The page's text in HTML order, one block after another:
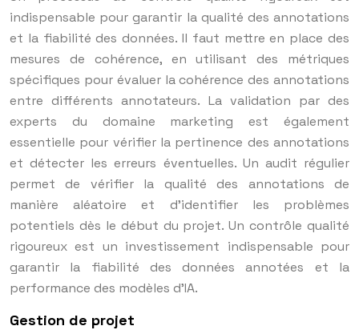
indispensable pour garantir la qualité des annotations
et la fiabilité des données. Il faut mettre en place des
mesures de cohérence, en utilisant des métriques
spécifiques pour évaluer la cohérence des annotations
entre différents annotateurs. La validation par des
experts du domaine marketing est également
essentielle pour vérifier la pertinence des annotations
et détecter les erreurs éventuelles. Un audit régulier
permet de vérifier la qualité des annotations de
manière aléatoire et d’identifier les problèmes
potentiels dès le début du projet. Un contrôle qualité
rigoureux est un investissement indispensable pour
garantir la fiabilité des données annotées et la
performance des modèles d’IA.
Gestion de projet